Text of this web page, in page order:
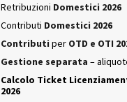
Retribuzioni Domestici 2026
Contributi Domestici 2026
Contributi per OTD e OTI
Gestione separata –
Calcolo Ticket
2026